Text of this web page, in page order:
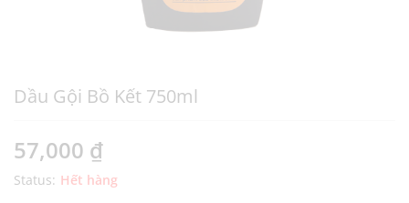
Dầu Gội Bồ Kết 750ml
57,000 ₫
Status: Hết hàng